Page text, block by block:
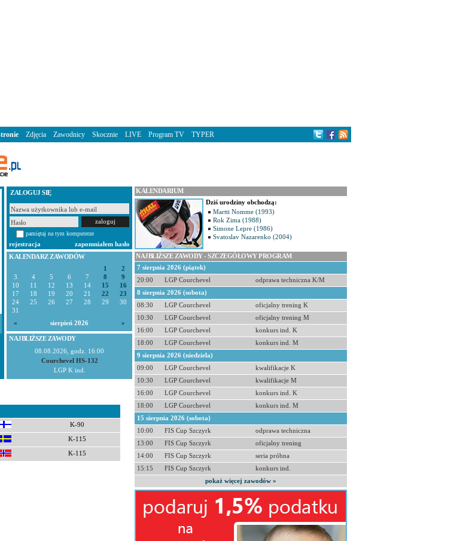
ZALOGUJ SIĘ
pamiętaj na tym komputerze
rejestracja
zapomniałem hasło
KALENDARZ ZAWODÓW
1
2
3
4 5 6 7 8
9
10
11 12 13 14 15
16
17
18 19 20 21 22
23
24
25 26 27 28 29
30
31
«
sierpień 2026 »
NAJBLIŻSZE ZAWODY
08.08.2026, godz. 16:00
Courchevel HS-132
LGP K ind.
K-90
K-115
K-115
KALENDARIUM
Dziś urodziny obchodzą:
Martti Nomme (1993)
Rok Zima (1988)
Simone Lepre (1986)
Svatoslav Nazarenko (2004)
NAJBLIŻSZE ZAWODY - SZCZEGÓŁOWY PROGRAM
7 sierpnia 2026 (piątek)
20:00
LGP Courchevel
odprawa techniczna K/M
8 sierpnia 2026 (sobota)
08:30
LGP Courchevel
oficjalny trening K
10:30
LGP Courchevel
oficjalny trening M
16:00
LGP Courchevel
konkurs ind. K
18:00
LGP Courchevel
konkurs ind. M
9 sierpnia 2026 (niedziela)
09:00
LGP Courchevel
kwalifikacje K
10:30
LGP Courchevel
kwalifikacje M
16:00
LGP Courchevel
konkurs ind. K
18:00
LGP Courchevel
konkurs ind. M
15 sierpnia 2026 (sobota)
10:00
FIS Cup Szczyrk
odprawa techniczna
13:00
FIS Cup Szczyrk
oficjalny trening
14:00
FIS Cup Szczyrk
seria próbna
15:15
FIS Cup Szczyrk
konkurs ind.
pokaż więcej zawodów »
Zdjęcia Zawodnicy Skocznie LIVE Program TV TYPER